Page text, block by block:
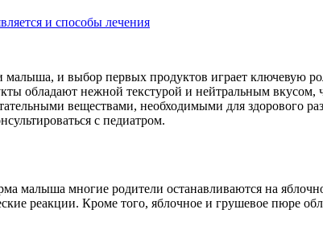
и способы лечения
и выбор первых продуктов играет ключевую
обладают нежной текстурой и нейтральным
веществами, необходимыми для здорового
с педиатром.
малыша многие родители останавливаются на
реакции. Кроме того, яблочное и грушевое пюре